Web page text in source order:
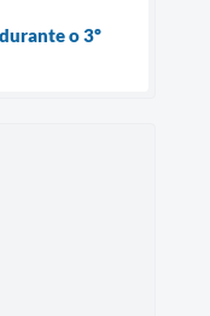
o 3º